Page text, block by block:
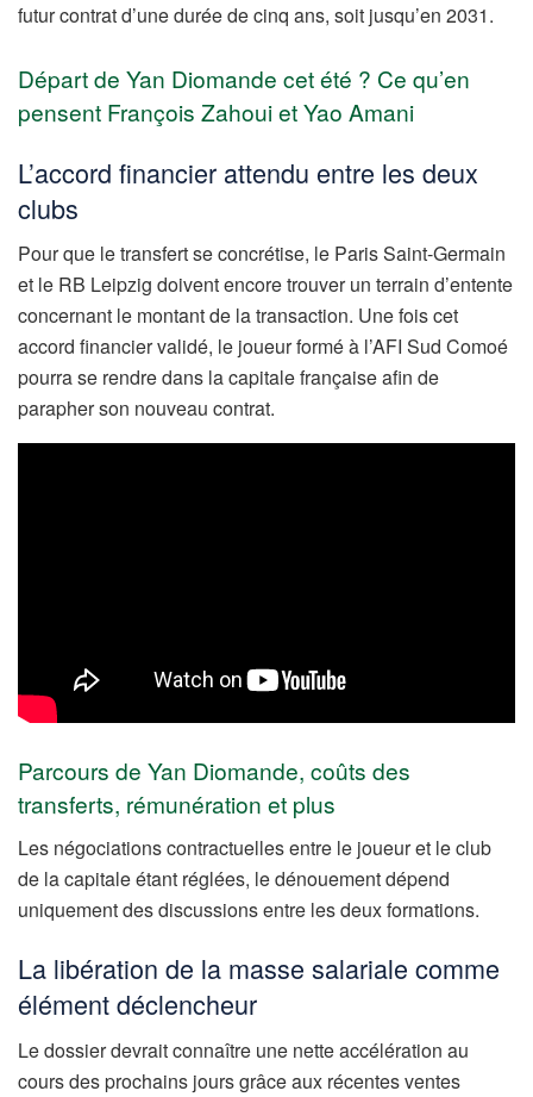
futur contrat d’une durée de cinq ans, soit jusqu’en 2031.
Départ de Yan Diomande cet été ? Ce qu’en
pensent François Zahoui et Yao Amani
L’accord financier attendu entre les deux
clubs
Pour que le transfert se concrétise, le Paris Saint-Germain
et le RB Leipzig doivent encore trouver un terrain d’entente
concernant le montant de la transaction. Une fois cet
accord financier validé, le joueur formé à l’AFI Sud Comoé
pourra se rendre dans la capitale française afin de
parapher son nouveau contrat.
Parcours de Yan Diomande, coûts des
transferts, rémunération et plus
Les négociations contractuelles entre le joueur et le club
de la capitale étant réglées, le dénouement dépend
uniquement des discussions entre les deux formations.
La libération de la masse salariale comme
élément déclencheur
Le dossier devrait connaître une nette accélération au
cours des prochains jours grâce aux récentes ventes